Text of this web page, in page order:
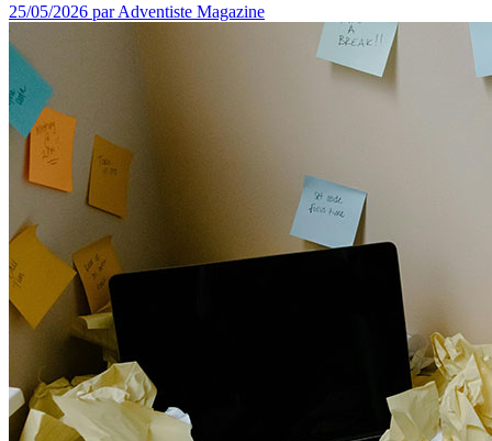
25/05/2026 par Adventiste Magazine